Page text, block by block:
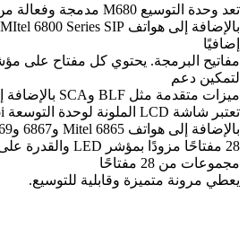
تعد وحدة التوسيع M680 مدمجة وفعالة من حيث التكلفة
إضافيًا
لتمكين دعم
ميزات متقدمة مثل BLF وSCA بالإضافة إلى الاتصال السريع.
تعتبر شاشة LCD الملونة لوحدة التوسعة M685i مثالية
بالإضافة إلى هواتف Mitel 6865 و6867 و6869 SIP. توفير
مجموعات من 28 مفتاحًا
يعطي مرونة متميزة وقابلية للتوسيع.